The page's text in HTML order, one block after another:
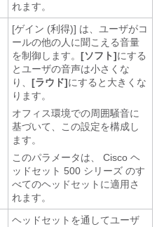
れます。
[ゲイン (利得)] は、ユーザがコ
ールの他の人に聞こえる音量
を制御します。 [ソフト]にする
とユーザの音声は小さくな
り、 [ラウド]にすると大きくな
ります。
オフィス環境での周囲騒音に
基づいて、この設定を構成し
ます。
このパラメータは、
Cisco ヘ
ッドセット 500 シリーズ のす
べてのヘッドセットに適用さ
れます。
ヘッドセットを通してユーザ